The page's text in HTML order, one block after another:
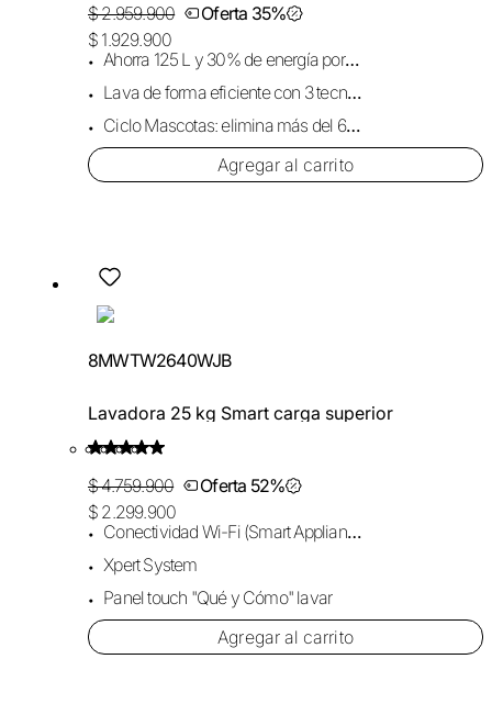
$ 2.959.900
Oferta 35%
$ 1.929.900
Ahorra 125 L y 30% de energía por carga.
Lava de forma eficiente con 3 tecnologías.
Ciclo Mascotas: elimina más del 68% de pelo.
Agregar al carrito
8MWTW2640WJB
Lavadora 25 kg Smart carga superior
$ 4.759.900
Oferta 52%
$ 2.299.900
Conectividad Wi-Fi (Smart Appliance)
Xpert System
Panel touch "Qué y Cómo" lavar
Agregar al carrito